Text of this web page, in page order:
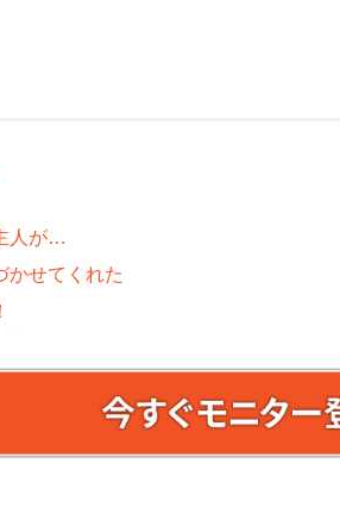
人が…
かせてくれた